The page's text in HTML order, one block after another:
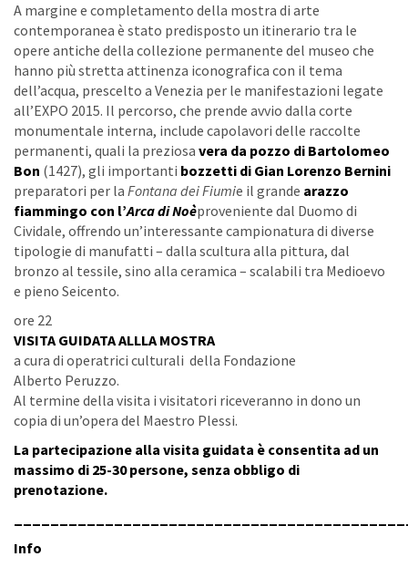
A margine e completamento della mostra di arte
contemporanea è stato predisposto un itinerario tra le
opere antiche della collezione permanente del museo che
hanno più stretta attinenza iconografica con il tema
dell’acqua, prescelto a Venezia per le manifestazioni legate
all’EXPO 2015. Il percorso, che prende avvio dalla corte
monumentale interna, include capolavori delle raccolte
permanenti, quali la preziosa vera da pozzo di Bartolomeo
Bon (1427), gli importanti bozzetti di Gian Lorenzo Bernini
preparatori per la Fontana deiFiumie il grande arazzo
fiammingo con l’Arca diNoèproveniente dal Duomo di
Cividale, offrendo un’interessante campionatura di diverse
tipologie di manufatti – dalla scultura alla pittura, dal
bronzo al tessile, sino alla ceramica – scalabili tra Medioevo
e pieno Seicento.
ore 22
VISITA GUIDATAALLLA MOSTRA
a cura di operatrici culturali della Fondazione
Alberto Peruzzo.
Al termine della visita i visitatori riceveranno in dono un
copia di un’opera del Maestro Plessi.
La partecipazione alla visita guidata è consentita ad un
massimo di 25-30 persone, senza obbligo di
prenotazione.
Info